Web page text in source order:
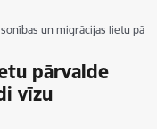
un migrācijas lietu
pārvalde
vīzu